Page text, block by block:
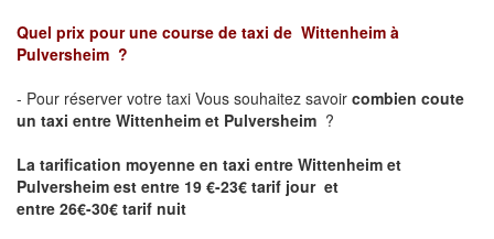
Quel prix pour une course de taxi de Wittenheim à
Pulversheim ?
- Pour réserver votre taxi Vous souhaitez savoir combien coute
un taxi entre Wittenheim et Pulversheim ?
La tarification moyenne en taxi entre Wittenheim et
Pulversheim est entre 19 €-23€ tarif jour et
entre 26€-30€ tarif nuit